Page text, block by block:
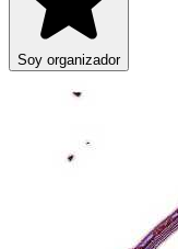
Soy organizador